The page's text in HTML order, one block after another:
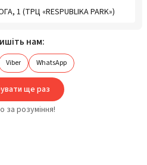
1 (ТРЦ «RESPUBLIKA PARK»)
нам:
Viber WhatsApp
ще раз
за розуміння!